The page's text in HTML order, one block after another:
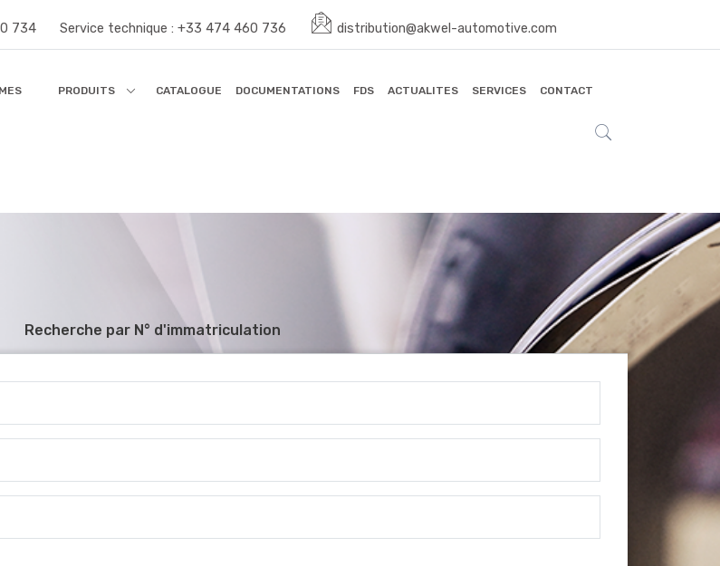
734 Service technique :+33 474 460 736 distribution@akwel-automotive.com
PRODUITS CATALOGUE DOCUMENTATIONS FDS ACTUALITES SERVICES CONTACT
Recherche par N° d'immatriculation